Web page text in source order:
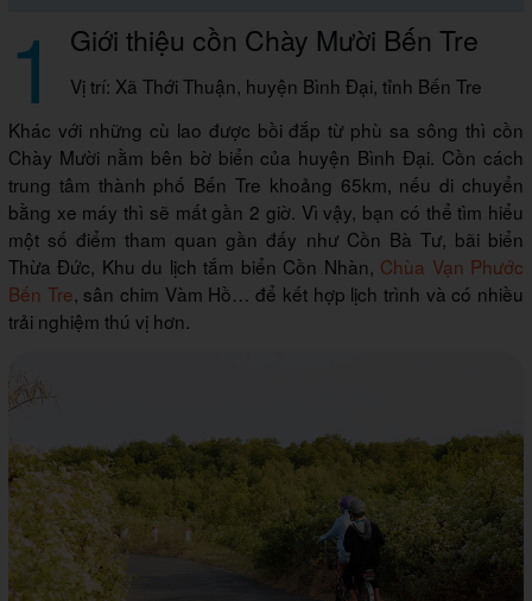
1 Giới thiệu cồn Chày Mười Bến Tre
Vị trí: Xã Thới Thuận, huyện Bình Đại, tỉnh Bến Tre
Khác với những cù lao được bồi đắp từ phù sa sông thì cồn
Chày Mười nằm bên bờ biển của huyện Bình Đại. Cồn cách
trung tâm thành phố Bến Tre khoảng 65km, nếu di chuyển
bằng xe máy thì sẽ mất gần 2 giờ. Vì vậy, bạn có thể tìm hiểu
một số điểm tham quan gần đấy như Cồn Bà Tư, bãi biển
Thừa Đức, Khu du lịch tắm biển Cồn Nhàn, Chùa Vạn Phước
Bến Tre, sân chim Vàm Hồ… để kết hợp lịch trình và có nhiều
trải nghiệm thú vị hơn.